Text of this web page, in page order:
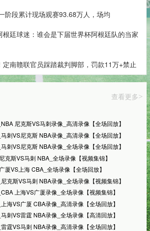
阶段累计现场观赛93.68万人，场均
根廷球迷：谁会是下届世界杯阿根廷队的当家
定南赣联官员踩踏裁判脚部，罚款11万+禁止
查看更多>
尼克斯VS马刺录像_高清录像【全场回放】
刺VS尼克斯 NBA录像_高清录像【全场回放】
刺VS尼克斯 NBA录像_全场录像【全场回放】
克斯VS马刺 NBA_全场录像【视频集锦】
厦VS上海 CBA_全场录像【全场回放】
克斯VS马刺 NBA录像_全场录像【视频集锦】
上海VS广厦录像_全场录像【视频集锦】
海VS广厦 CBA录像_高清录像【全场回放】
刺VS雷霆 NBA录像_全场录像【高清回放】
霆VS马刺 NBA录像_高清录像【全场回放】